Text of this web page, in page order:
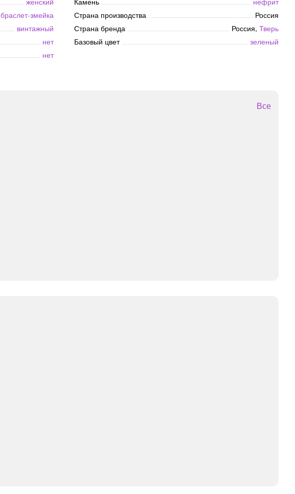
браслет-змейка
винтажный
нет
нет
Страна производства
Россия
Страна бренда
Россия, Тверь
Базовый цвет
зеленый
Все